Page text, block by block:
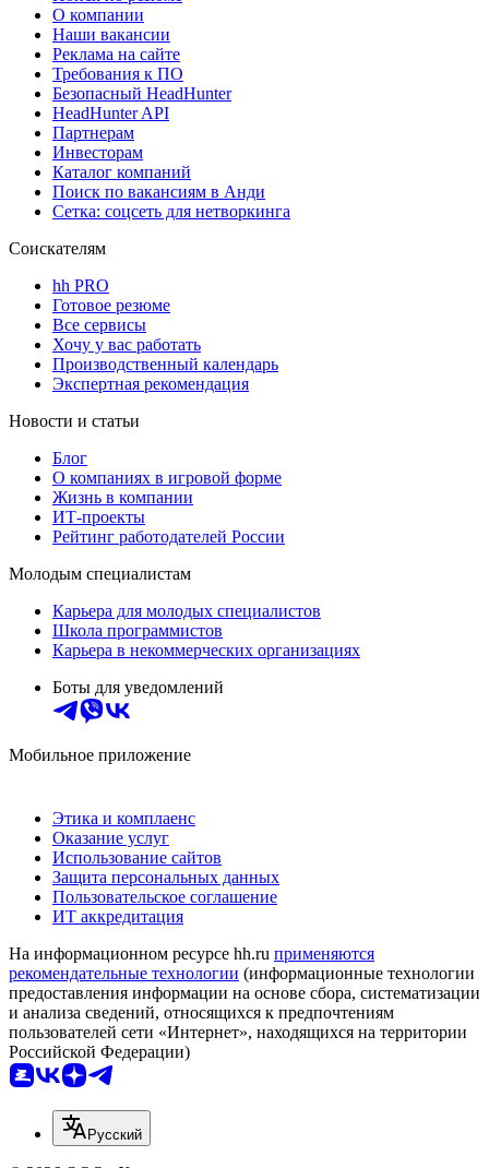
О компании
Наши вакансии
Реклама на сайте
Требования к ПО
Безопасный HeadHunter
HeadHunter API
Партнерам
Инвесторам
Каталог компаний
Поиск по вакансиям в Анди
Сетка: соцсеть для нетворкинга
Соискателям
hh PRO
Готовое резюме
Все сервисы
Хочу у вас работать
Производственный календарь
Экспертная рекомендация
Новости и статьи
Блог
О компаниях в игровой форме
Жизнь в компании
ИТ-проекты
Рейтинг работодателей России
Молодым специалистам
Карьера для молодых специалистов
Школа программистов
Карьера в некоммерческих организациях
Боты для уведомлений
Мобильное приложение
Этика и комплаенс
Оказание услуг
Использование сайтов
Защита персональных данных
Пользовательское соглашение
ИТ аккредитация
На информационном ресурсе hh.ru применяются
рекомендательные технологии (информационные технологии
предоставления информации на основе сбора, систематизации
и анализа сведений, относящихся к предпочтениям
пользователей сети «Интернет», находящихся на территории
Российской Федерации)
Русский